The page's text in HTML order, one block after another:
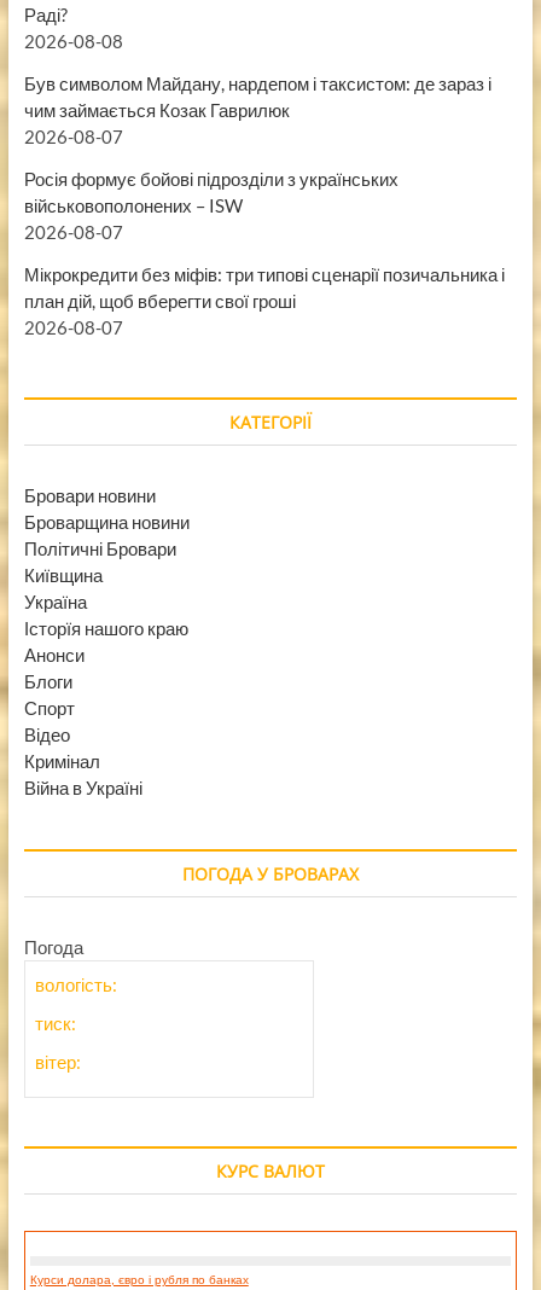
Раді?
2026-08-08
Був символом Майдану, нардепом і таксистом: де зараз і
чим займається Козак Гаврилюк
2026-08-07
Росія формує бойові підрозділи з українських
військовополонених – ISW
2026-08-07
Мікрокредити без міфів: три типові сценарії позичальника і
план дій, щоб вберегти свої гроші
2026-08-07
КАТЕГОРІЇ
Бровари новини
Броварщина новини
Політичні Бровари
Київщина
Україна
Історїя нашого краю
Анонси
Блоги
Спорт
Відео
Кримінал
Війна в Україні
ПОГОДА У БРОВАРАХ
Погода
вологість:
тиск:
вітер:
КУРС ВАЛЮТ
Курси долара, євро і рубля по банках